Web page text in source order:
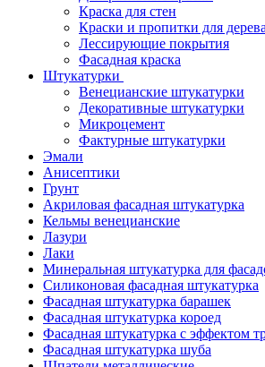
Краска для стен
Краски и пропитки для дерева
Лессирующие покрытия
Фасадная краска
Штукатурки
Венецианские штукатурки
Декоративные штукатурки
Микроцемент
Фактурные штукатурки
Эмали
Анисептики
Грунт
Акриловая фасадная штукатурка
Кельмы венецианские
Лазури
Лаки
Минеральная штукатурка для
Силиконовая фасадная штукатурка
Фасадная штукатурка барашек
Фасадная штукатурка короед
Фасадная штукатурка с эффектом
Фасадная штукатурка шуба